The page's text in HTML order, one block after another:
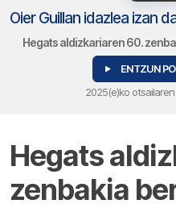
Oier Guillan idazlea izan
Hegats aldizkariaren 60.
ENTZUN
2025(e)ko
Hegats
zenbakia